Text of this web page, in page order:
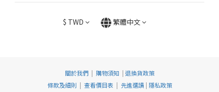
$ TWD 繁體中文
關於我們| 購物須知 | 退換貨政策
條款及細則 | 查看價目表 | 先進選讀 | 隱私政策